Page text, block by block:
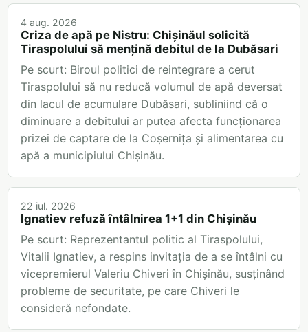
4 aug. 2026
Criza de apă pe Nistru: Chișinăul solicită
Tiraspolului să mențină debitul de la Dubăsari
Pe scurt: Biroul politici de reintegrare a cerut
Tiraspolului să nu reducă volumul de apă deversat
din lacul de acumulare Dubăsari, subliniind că o
diminuare a debitului ar putea afecta funcționarea
prizei de captare de la Coșernița și alimentarea cu
apă a municipiului Chișinău.
22 iul. 2026
Ignatiev refuză întâlnirea 1+1 din Chișinău
Pe scurt: Reprezentantul politic al Tiraspolului,
Vitalii Ignatiev, a respins invitația de a se întâlni cu
vicepremierul Valeriu Chiveri în Chișinău, susținând
probleme de securitate, pe care Chiveri le
consideră nefondate.